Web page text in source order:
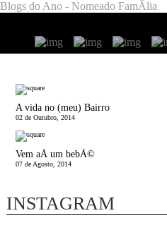
Blogs do Ano - Nomeado FamÃ­lia
A vida no (meu) Bairro
02 de Outubro, 2014
Vem aÃ­ um bebÃ©
07 de Agosto, 2014
INSTAGRAM